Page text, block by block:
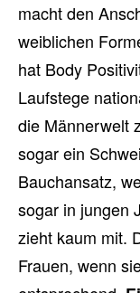
macht den
weiblichen
hat Body
Laufstege
die Männerwelt
sogar ein
Bauchansatz,
sogar in jungen
zieht kaum mit.
Frauen, wenn